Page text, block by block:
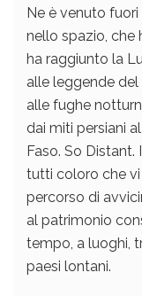
Ne è venuto
nello spazio, che
ha raggiunto la
alle leggende del
alle fughe
dai miti persiani
Faso. So
tutti coloro che
percorso di
al patrimonio
tempo, a luoghi,
paesi lontani.